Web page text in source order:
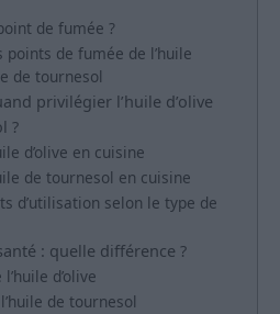
de fumée ?
points de fumée de l’huile
de tournesol
privilégier l’huile d’olive
?
d’olive en cuisine
de tournesol en cuisine
d’utilisation selon le type de
: quelle différence ?
d’olive
de tournesol